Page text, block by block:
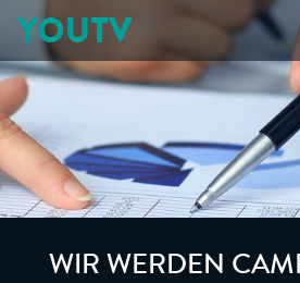
YOUTV
WIR WERDEN